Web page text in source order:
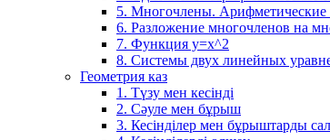
5. Многочлены. Арифметические
6. Разложение многочленов на
7. Функция y=x^2
8. Системы двух линейных
Геометрия каз
1. Түзу мен кесінді
2. Сәуле мен бұрыш
3. Кесінділер мен бұрыштарды